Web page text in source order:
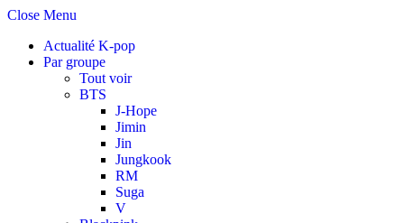
Close Menu
Actualité K-pop
Par groupe
Tout voir
BTS
J-Hope
Jimin
Jin
Jungkook
RM
Suga
V